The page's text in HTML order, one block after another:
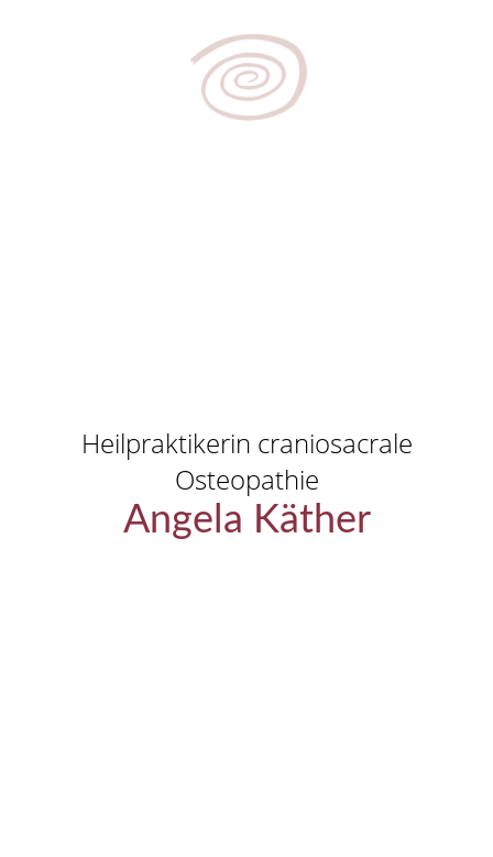
Heilpraktikerin craniosacrale
Osteopathie
Angela Käther